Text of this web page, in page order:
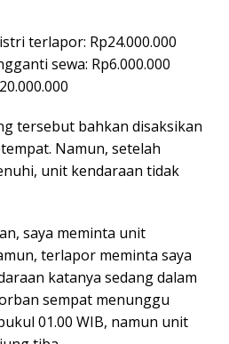
terlapor: Rp24.000.000
sewa: Rp6.000.000
tersebut bahkan disaksikan
Namun, setelah
unit kendaraan tidak
saya meminta unit
terlapor meminta saya
katanya sedang dalam
sempat menunggu
01.00 WIB, namun unit